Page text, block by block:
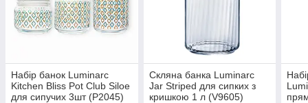
Набір банок Luminarc
Kitchen Bliss Pot Club Siloe
для сипучих 3шт (P2045)
Скляна банка Luminarc
Jar Striped для сипких з
кришкою 1 л (V9605)